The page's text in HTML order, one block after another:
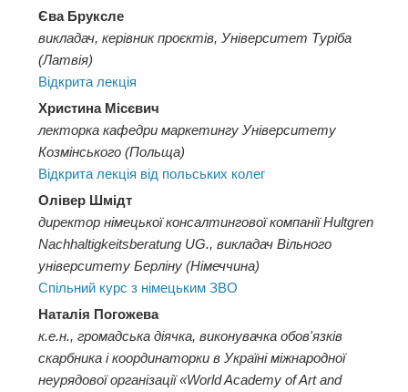
Єва Бруксле
викладач, керівник проєктів, Університет Туріба
(Латвія)
Відкрита лекція
Христина Місєвич
лекторка кафедри маркетингу Університету
Козмінського (Польща)
Відкрита лекція від польських колег
Олівер Шмідт
директор німецької консалтингової компанії Hultgren
Nachhaltigkeitsberatung UG., викладач Вільного
університету Берліну (Німеччина)
Спільний курс з німецьким ЗВО
Наталія Погожева
к.е.н., громадська діячка, виконувачка обов'язків
скарбника і координаторки в Україні міжнародної
неурядової організації «World Academy of Art and